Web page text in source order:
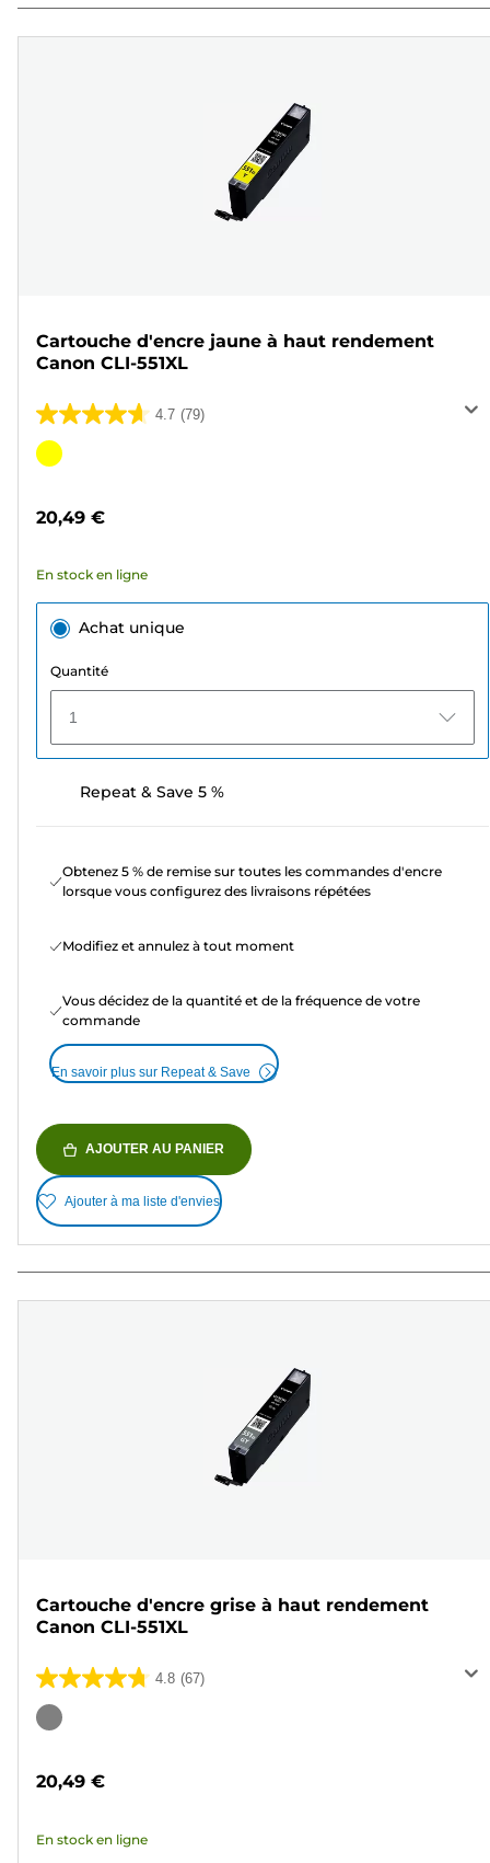
Cartouche d'encre jaune à haut rendement
Canon CLI-551XL
4.7 (79)
4.7
sur
79
Cartouche
20,49 €
En stock en ligne
Achat unique
Quantité
1
Repeat & Save 5 %
Obtenez 5 % de remise sur toutes les commandes d'encre
lorsque vous configurez des livraisons répétées
Modifiez et annulez à tout moment
Vous décidez de la quantité et de la fréquence de votre
commande
En savoir plus sur Repeat & Save
AJOUTER AU PANIER
Ajouter à ma liste d'envies
Cartouche d'encre grise à haut rendement
Canon CLI-551XL
4.8 (67)
4.8
sur
67
Cartouche
20,49 €
En stock en ligne